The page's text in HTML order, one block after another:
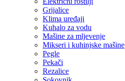
Grijalice
Klima uređaji
Kuhalo za vodu
Mašine za mljevenje
Mikseri i kuhinjske mašine
Pegle
Pekači
Rezalice